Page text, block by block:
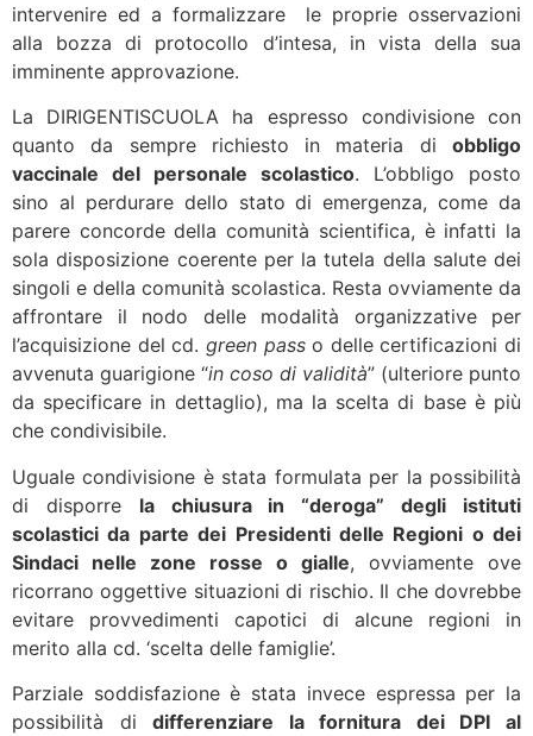
intervenire ed a formalizzare le proprie osservazioni
alla bozza di protocollo d’intesa, in vista della sua
imminente approvazione.
La DIRIGENTISCUOLA ha espresso condivisione con
quanto da sempre richiesto in materia di obbligo
vaccinale del personale scolastico. L’obbligo posto
sino al perdurare dello stato di emergenza, come da
parere concorde della comunità scientifica, è infatti la
sola disposizione coerente per la tutela della salute dei
singoli e della comunità scolastica. Resta ovviamente da
affrontare il nodo delle modalità organizzative per
l’acquisizione del cd. green passo delle certificazioni di
avvenuta guarigione “in coso di validità” (ulteriore punto
da specificare in dettaglio), ma la scelta di base è più
che condivisibile.
Uguale condivisione è stata formulata per la possibilità
di disporre la chiusura in “deroga” degli istituti
scolastici da parte dei Presidenti delle Regioni o dei
Sindaci nelle zone rosse o gialle, ovviamente ove
ricorrano oggettive situazioni di rischio. Il che dovrebbe
evitare provvedimenti capotici di alcune regioni in
merito alla cd. ‘scelta delle famiglie’.
Parziale soddisfazione è stata invece espressa per la
possibilità didifferenziare la fornitura dei DPI al